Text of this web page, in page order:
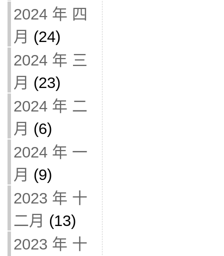
2024 年 四
月 (24)
2024 年 三
月 (23)
2024 年 二
月 (6)
2024 年 一
月 (9)
2023 年 十
二月 (13)
2023 年 十